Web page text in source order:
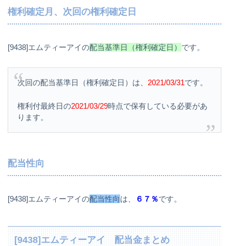
権利確定月、次回の権利確定日
[9438]エムティーアイの配当基準日（権利確定日） です。
次回の配当基準日（権利確定日）は、 2021/03/31です。
権利付最終日の2021/03/29時点で保有している必要があ
ります。
配当性向
[9438]エムティーアイの配当性向は、 ６７％です。
[9438]エムティーアイ 配当金まとめ